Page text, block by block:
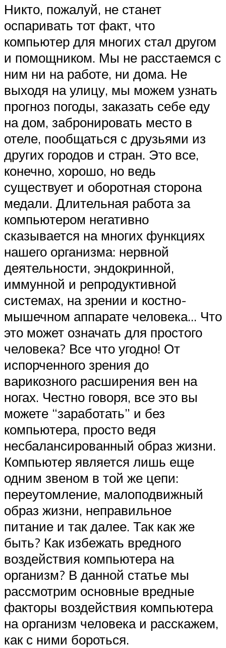
Никто, пожалуй, не станет
оспаривать тот факт, что
компьютер для многих стал другом
и помощником. Мы не расстаемся с
ним ни на работе, ни дома. Не
выходя на улицу, мы можем узнать
прогноз погоды, заказать себе еду
на дом, забронировать место в
отеле, пообщаться с друзьями из
других городов и стран. Это все,
конечно, хорошо, но ведь
существует и оборотная сторона
медали. Длительная работа за
компьютером негативно
сказывается на многих функциях
нашего организма: нервной
деятельности, эндокринной,
иммунной и репродуктивной
системах, на зрении и костно-
мышечном аппарате человека… Что
это может означать для простого
человека? Все что угодно! От
испорченного зрения до
варикозного расширения вен на
ногах. Честно говоря, все это вы
можете “заработать” и без
компьютера, просто ведя
несбалансированный образ жизни.
Компьютер является лишь еще
одним звеном в той же цепи:
переутомление, малоподвижный
образ жизни, неправильное
питание и так далее. Так как же
быть? Как избежать вредного
воздействия компьютера на
организм? В данной статье мы
рассмотрим основные вредные
факторы воздействия компьютера
на организм человека и расскажем,
как с ними бороться.